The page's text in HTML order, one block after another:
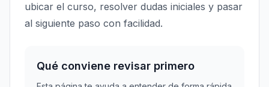
ubicar el curso, resolver dudas iniciales y pasar
al siguiente paso con facilidad.
Qué conviene revisar primero